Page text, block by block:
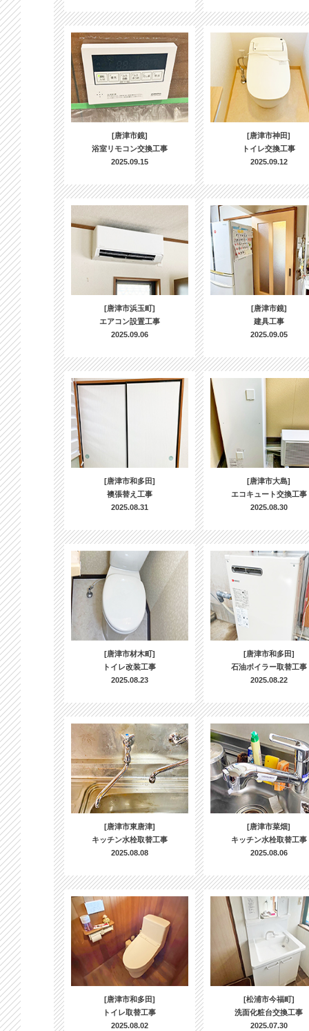
[唐津市鏡]
浴室リモコン交換工事
2025.09.15
[唐津市神田]
トイレ交換工事
2025.09.12
[唐津市浜玉町]
エアコン設置工事
2025.09.06
[唐津市鏡]
建具工事
2025.09.05
[唐津市和多田]
襖張替え工事
2025.08.31
[唐津市大島]
エコキュート交換工事
2025.08.30
[唐津市材木町]
トイレ改装工事
2025.08.23
[唐津市和多田]
石油ボイラー取替工事
2025.08.22
[唐津市東唐津]
キッチン水栓取替工事
2025.08.08
[唐津市菜畑]
キッチン水栓取替工事
2025.08.06
[唐津市和多田]
トイレ取替工事
2025.08.02
[松浦市今福町]
洗面化粧台交換工事
2025.07.30